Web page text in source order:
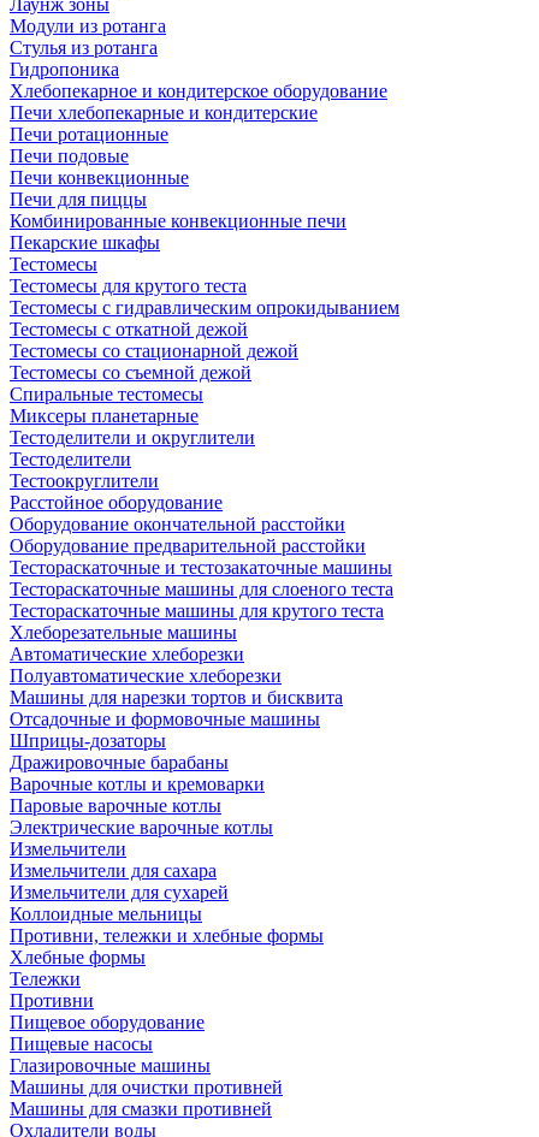
Лаунж зоны
Модули из ротанга
Стулья из ротанга
Гидропоника
Хлебопекарное и кондитерское оборудование
Печи хлебопекарные и кондитерские
Печи ротационные
Печи подовые
Печи конвекционные
Печи для пиццы
Комбинированные конвекционные печи
Пекарские шкафы
Тестомесы
Тестомесы для крутого теста
Тестомесы с гидравлическим опрокидыванием
Тестомесы с откатной дежой
Тестомесы со стационарной дежой
Тестомесы со съемной дежой
Спиральные тестомесы
Миксеры планетарные
Тестоделители и округлители
Тестоделители
Тестоокруглители
Расстойное оборудование
Оборудование окончательной расстойки
Оборудование предварительной расстойки
Тестораскаточные и тестозакаточные машины
Тестораскаточные машины для слоеного теста
Тестораскаточные машины для крутого теста
Хлеборезательные машины
Автоматические хлеборезки
Полуавтоматические хлеборезки
Машины для нарезки тортов и бисквита
Отсадочные и формовочные машины
Шприцы-дозаторы
Дражировочные барабаны
Варочные котлы и кремоварки
Паровые варочные котлы
Электрические варочные котлы
Измельчители
Измельчители для сахара
Измельчители для сухарей
Коллоидные мельницы
Противни, тележки и хлебные формы
Хлебные формы
Тележки
Противни
Пищевое оборудование
Пищевые насосы
Глазировочные машины
Машины для очистки противней
Машины для смазки противней
Охладители воды